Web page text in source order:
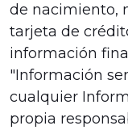
de nacimiento,
tarjeta de
información
"Información
cualquier
propia